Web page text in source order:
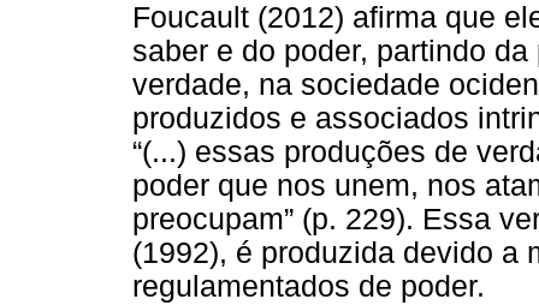
Foucault (2012) afirma que
saber e do poder, partindo
verdade, na sociedade
produzidos e associados
“(...) essas produções de
poder que nos unem, nos
preocupam” (p. 229). Essa
(1992), é produzida devido a
regulamentados de poder.